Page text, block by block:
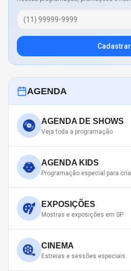
Cadastrar
AGENDA
AGENDA DE SHOWS
Veja toda a programação
AGENDA KIDS
Programação especial para
EXPOSIÇÕES
Mostras e exposições em SP
CINEMA
Estreias e sessões especiais